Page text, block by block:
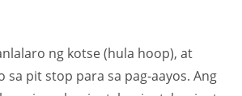
ng kotse (hula hoop), at
pit stop para sa pag-aayos. Ang